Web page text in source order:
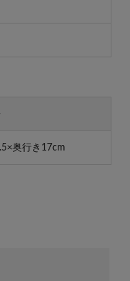
奥行き17cm